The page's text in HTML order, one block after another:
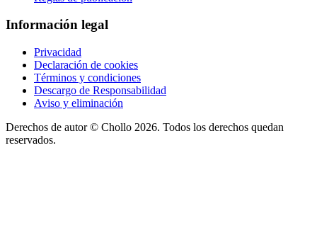
Información legal
Privacidad
Declaración de cookies
Términos y condiciones
Descargo de Responsabilidad
Aviso y eliminación
Derechos de autor © Chollo 2026. Todos los derechos quedan
reservados.